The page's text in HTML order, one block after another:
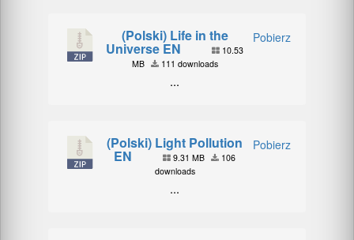
Pobierz
(Polski) Life in the
Universe EN
10.53
MB
111 downloads
...
Pobierz
(Polski) Light Pollution
EN 9.31 MB
106
downloads
...